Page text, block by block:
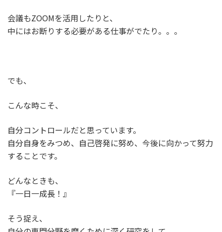
会議もZOOMを活用したりと、
中にはお断りする必要がある仕事がでたり。。。
でも、
こんな時こそ、
自分コントロールだと思っています。
自分自身をみつめ、自己啓発に努め、今後に向かって努力
することです。
どんなときも、
『一日一成長！』
そう捉え、